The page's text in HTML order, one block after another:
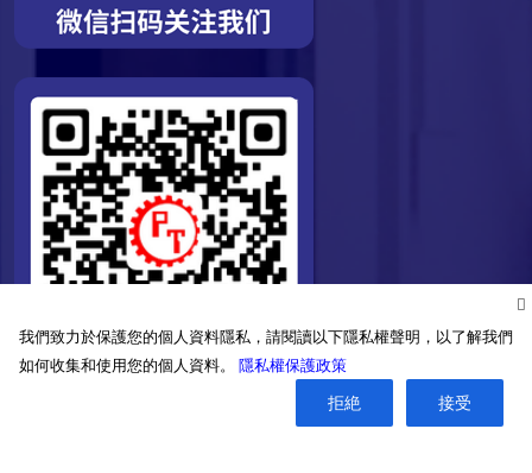
我們致力於保護您的個人資料隱私，請閱讀以下隱私權聲明，以了解我們
如何收集和使用您的個人資料。 隱私權保護政策
拒絶 接受